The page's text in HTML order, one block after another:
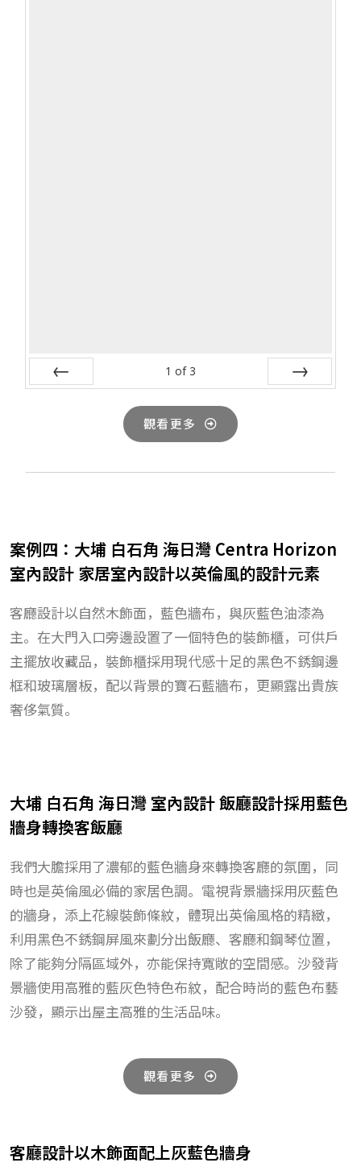
1 of 3
觀看更多
案例四：大埔 白石角 海日灣 Centra Horizon
室內設計 家居室內設計以英倫風的設計元素
客廳設計以自然木飾面，藍色牆布，與灰藍色油漆為
主。在大門入口旁邊設置了一個特色的裝飾櫃，可供戶
主擺放收藏品，裝飾櫃採用現代感十足的黑色不銹鋼邊
框和玻璃層板，配以背景的寶石藍牆布，更顯露出貴族
奢侈氣質。
大埔 白石角 海日灣 室內設計 飯廳設計採用藍色
牆身轉換客飯廳
我們大膽採用了濃郁的藍色牆身來轉換客廳的氛圍，同
時也是英倫風必備的家居色調。電視背景牆採用灰藍色
的牆身，添上花線裝飾條紋，體現出英倫風格的精緻，
利用黑色不銹鋼屏風來劃分出飯廳、客廳和鋼琴位置，
除了能夠分隔區域外，亦能保持寬敞的空間感。沙發背
景牆使用高雅的藍灰色特色布紋，配合時尚的藍色布藝
沙發，顯示出屋主高雅的生活品味。
觀看更多
客廳設計以木飾面配上灰藍色牆身